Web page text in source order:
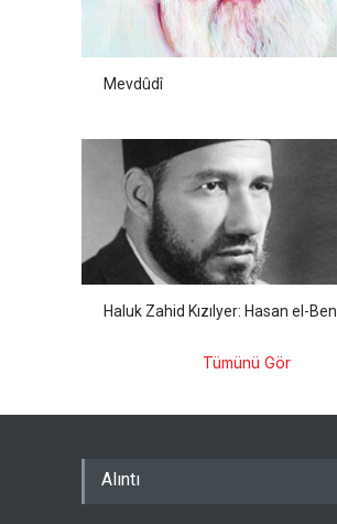
Mevdûdî
Haluk Zahid Kızılyer: Hasan el-
Tümünü Gör
Alıntı